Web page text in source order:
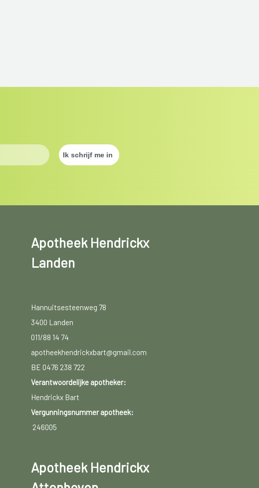
Apotheek Hendrickx
Landen
Hannuitsesteenweg 78
3400 Landen
011/88 14 74
apotheekhendrickxbart@gmail.com
BE 0476 238 722
Verantwoordelijke apotheker:
Hendrickx Bart
Vergunningsnummer apotheek:
246005
Apotheek Hendrickx